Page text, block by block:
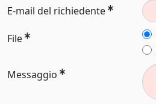
E-mail del richiedente
File
Messaggio